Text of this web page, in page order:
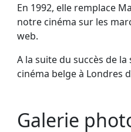
En 1992, elle remplace
notre cinéma sur les
web.
A la suite du succès de
cinéma belge à Londres
Galerie